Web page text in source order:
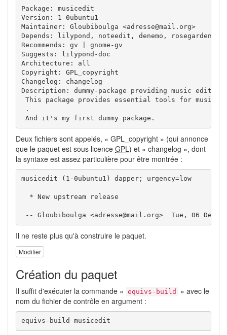
Package: musicedit
Version: 1-0ubuntu1
Maintainer: Gloubiboulga <adresse@mail.org>
Depends: lilypond, noteedit, denemo, rosegarden4
Recommends: gv | gnome-gv
Suggests: lilypond-doc
Architecture: all
Copyright: GPL_copyright
Changelog: changelog
Description: dummy-package providing music
This package provides essential tools for music
.
And it's my first dummy package.
Deux fichiers sont appelés, « GPL_copyright » (qui annonce
que le paquet est sous licence GPL) et « changelog », dont
la syntaxe est assez particulière pour être montrée :
musicedit (1-0ubuntu1) dapper; urgency=low
  * New upstream release
-- Gloubiboulga <adresse@mail.org>  Tue, 06 Dec
Il ne reste plus qu'à construire le paquet.
Modifier
Création du paquet
Il suffit d'exécuter la commande « equivs-build
» avec le
nom du fichier de contrôle en argument :
equivs-build musicedit